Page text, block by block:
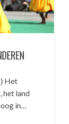
Het
het land
in…